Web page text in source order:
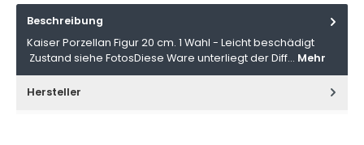
Beschreibung
Kaiser Porzellan Figur 20 cm. 1 Wahl - Leicht beschädigt
Zustand siehe FotosDiese Ware unterliegt der Diff… Mehr
Hersteller